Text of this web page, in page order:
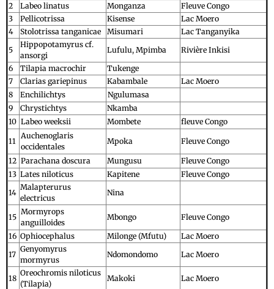
2
Labeo linatus Monganza
Fleuve Congo
3
Pellicotrissa Kisense
Lac Moero
4
Stolotrissa tanganicae Misumari
Lac Tanganyika
5
Hippopotamyrus cf.
ansorgi
Lufulu, Mpimba
Rivière Inkisi
6
Tilapia macrochir
Tukenge
7
Clarias gariepinus Kabambale
Lac Moero
8
Enchilichtys
Ngulumasa
9
Chrystichtys
Nkamba
10 Labeo weeksii Mombete fleuve Congo
11
Auchenoglaris
occidentales
Mpoka Fleuve Congo
12 Parachana doscura Mungusu
Fleuve Congo
13 Lates niloticus Kapitene
Fleuve Congo
14
Malapterurus
electricus
Nina
15
Mormyrops
anguilloides
Mbongo Fleuve Congo
16 Ophiocephalus Milonge (Mfutu)
Lac Moero
17
Genyomyrus
mormyrus
Ndomondomo Lac Moero
18
Oreochromis niloticus
(Tilapia)
Makoki
Lac Moero